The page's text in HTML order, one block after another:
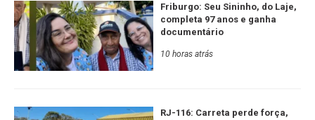
Friburgo: Seu Sininho, do Laje,
completa 97 anos e ganha
documentário
10 horas atrás
RJ-116: Carreta perde força,